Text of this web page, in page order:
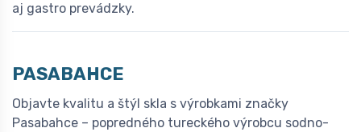
aj gastro prevádzky.
PASABAHCE
Objavte kvalitu a štýl skla s výrobkami značky
Pasabahce – popredného tureckého výrobcu sodno-